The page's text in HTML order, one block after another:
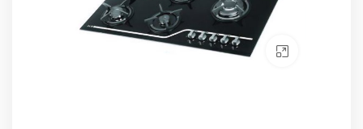
Click to enlarge